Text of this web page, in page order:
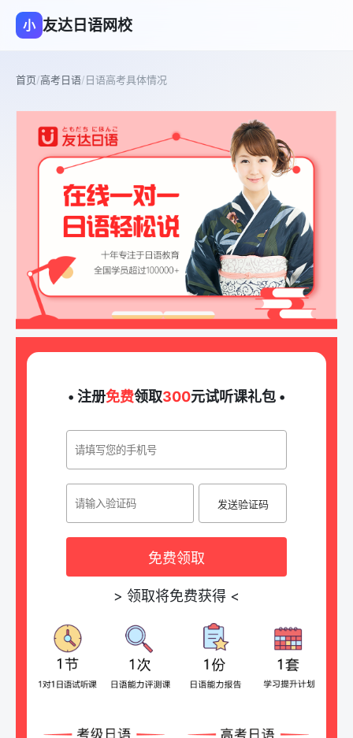
小 友达日语网校
首页/高考日语/日语高考具体情况
• 注册免费领取300元试听课礼包 •
发送验证码
免费领取
> 领取将免费获得 <